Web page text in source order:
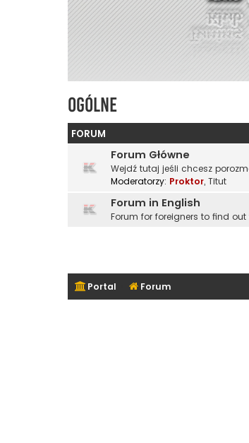
Ogólne
FORUM
Forum Główne
Wejdź tutaj jeśli chcesz
Moderatorzy: Proktor, Titut
Forum in English
Forum for foreigners to find
Portal Forum